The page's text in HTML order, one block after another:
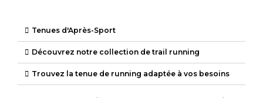
Tenues d'Après-Sport
Découvrez notre collection de trail running
Trouvez la tenue de running adaptée à vos besoins